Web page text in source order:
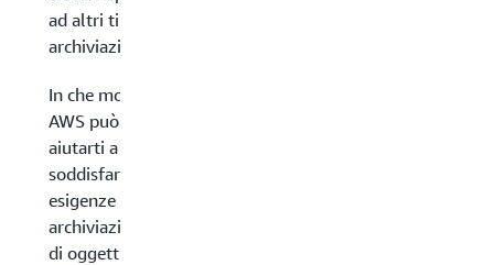
ad altri tipi di
archiviazione?
In che modo
AWS può
aiutarti a
soddisfare le
esigenze di
archiviazione
di oggetti